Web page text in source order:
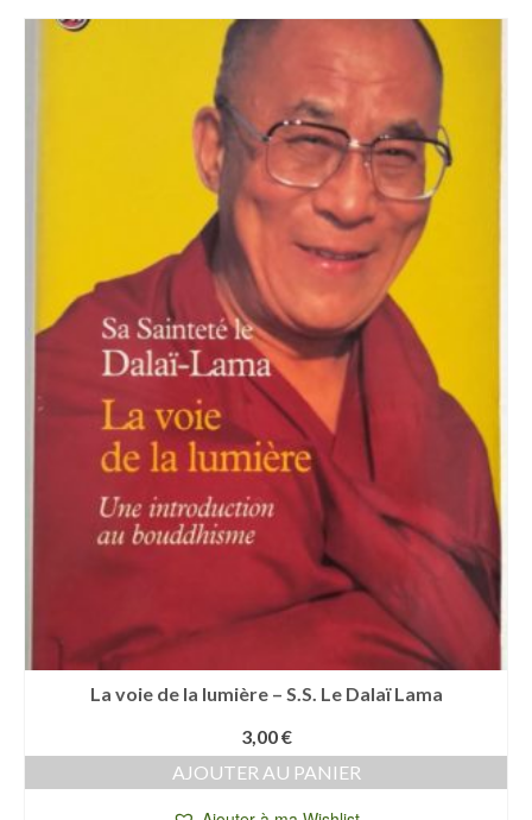
La voie de la lumière – S.S. Le Dalaï Lama
3,00€
AJOUTER AU PANIER